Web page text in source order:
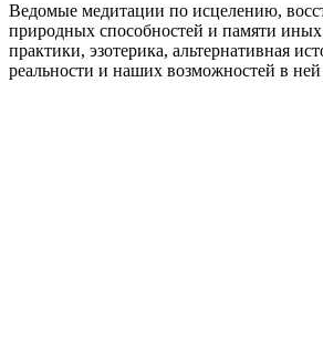
Ведомые медитации по исцелению,
природных способностей и памяти
практики, эзотерика, альтернативная
реальности и наших возможностей в ней